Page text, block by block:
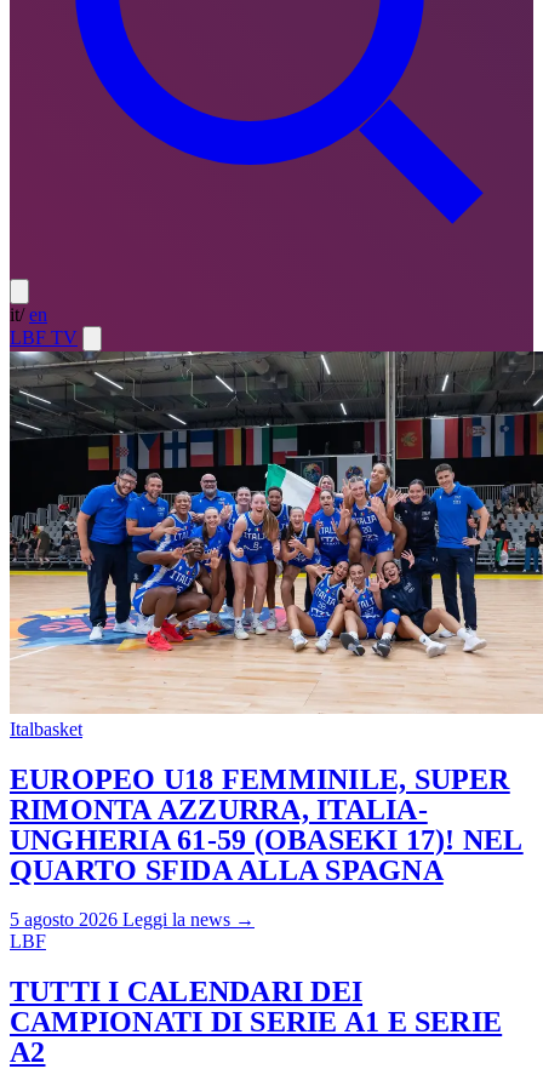
it/ en
LBF TV
Italbasket
EUROPEO U18 FEMMINILE, SUPER
RIMONTA AZZURRA, ITALIA-
UNGHERIA 61-59 (OBASEKI 17)! NEL
QUARTO SFIDA ALLA SPAGNA
5 agosto 2026 Leggi la news →
LBF
TUTTI I CALENDARI DEI
CAMPIONATI DI SERIE A1 E SERIE
A2